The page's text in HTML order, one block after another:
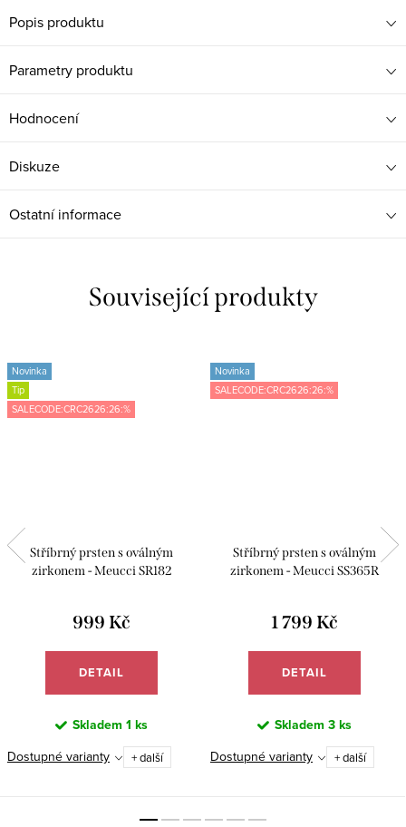
Popis produktu
Parametry produktu
Hodnocení
Diskuze
Ostatní informace
Související produkty
Novinka
Tip
SALECODE:CRC2626:26:%
Stříbrný prsten s oválným
zirkonem - Meucci SR182
999 Kč
DETAIL
Skladem 1 ks
Dostupné varianty
+ další
Novinka
SALECODE:CRC2626:26:%
Stříbrný prsten s oválným
zirkonem - Meucci SS365R
1 799 Kč
DETAIL
Skladem 3 ks
Dostupné varianty
+ další